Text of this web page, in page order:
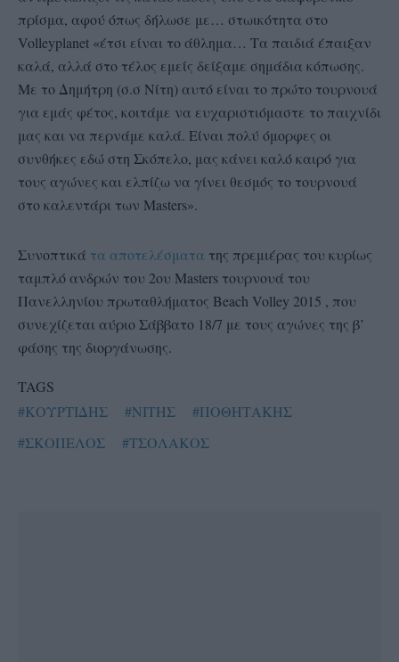
πρίσμα, αφού όπως δήλωσε με… στωικότητα στο
Volleyplanet «έτσι είναι το άθλημα… Τα παιδιά έπαιξαν
καλά, αλλά στο τέλος εμείς δείξαμε σημάδια κόπωσης.
Με το Δημήτρη (σ.σ Νίτη) αυτό είναι το πρώτο τουρνουά
για εμάς φέτος, κοιτάμε να ευχαριστιόμαστε το παιχνίδι
μας και να περνάμε καλά. Είναι πολύ όμορφες οι
συνθήκες εδώ στη Σκόπελο, μας κάνει καλό καιρό για
τους αγώνες και ελπίζω να γίνει θεσμός το τουρνουά
στο καλεντάρι των Masters».
Συνοπτικά τα αποτελέσματα της πρεμιέρας του κυρίως
ταμπλό ανδρών του 2ου Masters τουρνουά του
Πανελληνίου πρωταθλήματος Beach Volley 2015 , που
συνεχίζεται αύριο Σάββατο 18/7 με τους αγώνες της β’
φάσης της διοργάνωσης.
TAGS
#ΚΟΥΡΤΙΔΗΣ
#ΝΙΤΗΣ
#ΠΟΘΗΤΑΚΗΣ
#ΣΚΟΠΕΛΟΣ
#ΤΣΟΛΑΚΟΣ